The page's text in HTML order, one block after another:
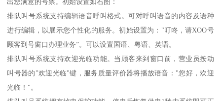
排队叫号系统支持编辑语音呼叫格式。可对呼叫语音的内容及语种
进行编辑，以展示您个性化的服务。初始设置为："叮咚，请XOO号
顾客到号窗口办理业务”。可以设置国语、粤语、英语。
排队叫号系统支持欢迎光临功能。当顾客来到窗口前，营业员按动
叫号器的"欢迎光临"键，服务质量评价器将播放语音："您好，欢迎
光临！"。